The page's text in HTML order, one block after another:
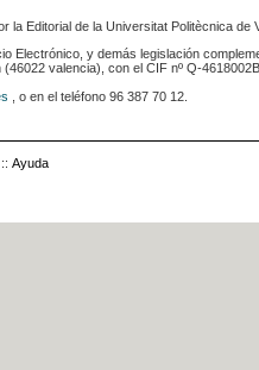
Editorial de la Universitat Politècnica de
Electrónico, y demás legislación
valencia), con el CIF nº Q-4618002B.
, o en el teléfono 96 387 70 12.
:: Ayuda